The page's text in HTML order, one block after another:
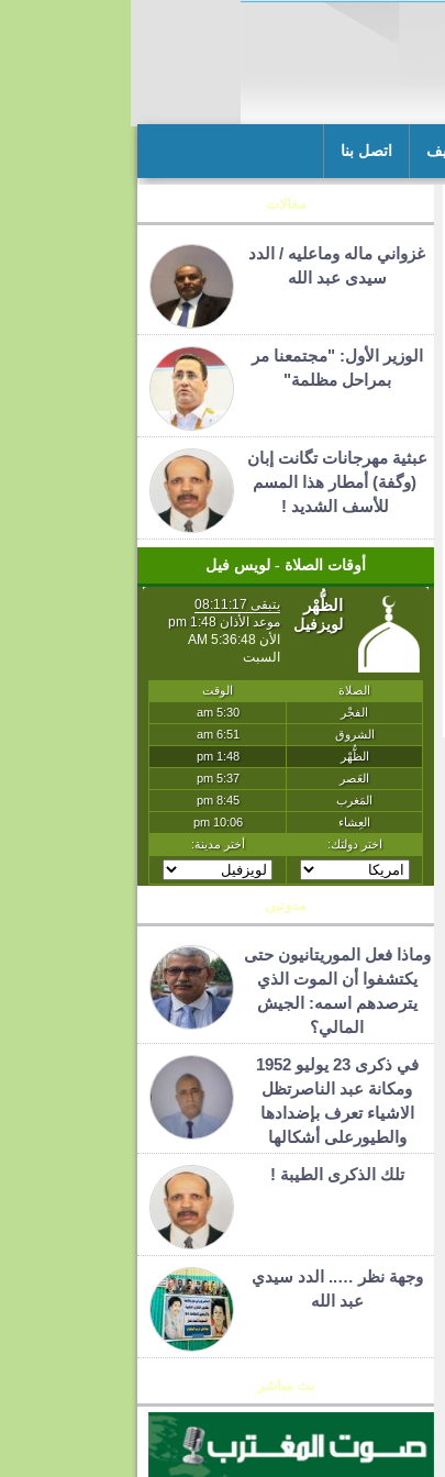
اتصل بنا
مقالات
غزواني ماله وماعليه / الدد
سيدى عبد الله
الوزير الأول: "مجتمعنا مر
بمراحل مظلمة"
عبثية مهرجانات تگانت إبان
(وگفة) أمطار هذا المسم
للأسف الشديد !
أوقات الصلاة - لويس فيل
مدونين
وماذا فعل الموريتانيون حتى
يكتشفوا أن الموت الذي
يترصدهم اسمه: الجيش
المالي؟
في ذكرى 23 يوليو 1952
ومكانة عبد الناصرتظل
الاشياء تعرف بإضدادها
والطيورعلى أشكالها
تلك الذكرى الطيبة !
وجهة نظر ….. الدد سيدي
عبد الله
بث مباشر